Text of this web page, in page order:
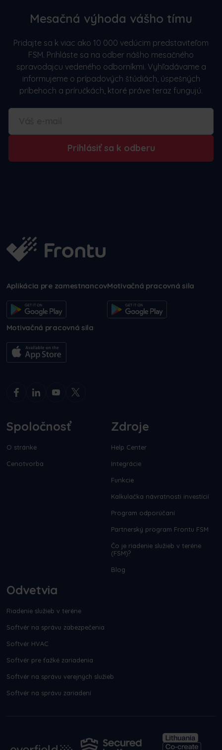
Mesačná výhoda vášho tímu
Pridajte sa k viac ako 10 000 vedúcim predstaviteľom
FSM. Prihláste sa na odber nášho mesačného
spravodajcu vedeného odborníkmi. Vyhľadávame a
informujeme o prípadových štúdiách, úspešných
príbehoch a príručkách, ktoré práve teraz fungujú.
Prihlásiť sa k odberu
Aplikácia pre zamestnancovMotivačná pracovná sila
Motivačná pracovná sila
Spoločnosť
O stránke
Cenotvorba
Zdroje
Help Center
Integrácie
Funkcie
Kalkulačka návratnosti investícií
Program odporúčaní
Partnerský program Frontu FSM
Čo je riadenie služieb v teréne
(FSM)?
Blog
Odvetvia
Riadenie služieb v teréne
Softvér na správu zabezpečenia
Softvér HVAC
Softvér pre ťažké zariadenia
Softvér na správu verejných služieb
Softvér na správu zariadení